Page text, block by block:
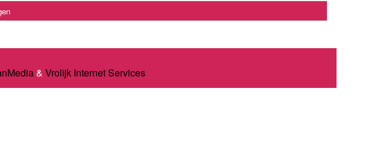
& Vrolijk Internet Services